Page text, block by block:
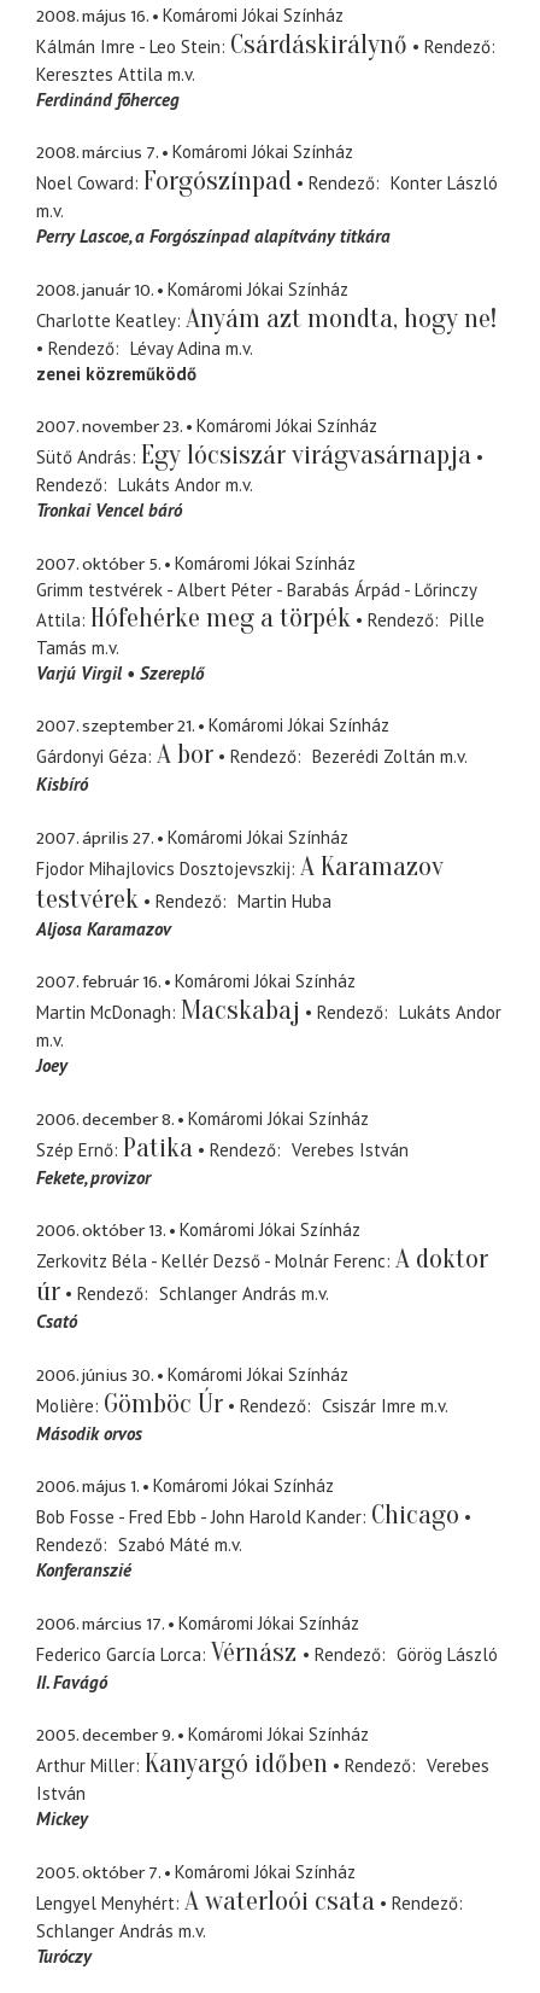
2008. május 16.
Komáromi Jókai Színház
Kálmán Imre - Leo Stein Csárdáskirálynő
Rendező
Keresztes Attila m.v.
Ferdinánd fõherceg
2008. március 7.
Komáromi Jókai Színház
Noel Coward Forgószínpad Rendező
Konter László
m.v.
Perry Lascoe a Forgószínpad alapítvány titkára
2008. január 10.
Komáromi Jókai Színház
Charlotte Keatley Anyám azt mondta, hogy ne!
Rendező Lévay Adina m.v.
zenei közreműködő
2007. november 23.
Komáromi Jókai Színház
Sütő András Egy lócsiszár virágvasárnapja
Rendező Lukáts Andor m.v.
Tronkai Vencel báró
2007. október 5.
Komáromi Jókai Színház
Grimm testvérek - Albert Péter - Barabás Árpád - Lőrinczy
Attila Hófehérke meg a törpék Rendező
Pille
Tamás m.v.
Varjú Virgil
Szereplő
2007. szeptember 21.
Komáromi Jókai Színház
Gárdonyi Géza A bor Rendező Bezerédi Zoltán m.v.
Kisbíró
2007. április 27.
Komáromi Jókai Színház
Fjodor Mihajlovics Dosztojevszkij A Karamazov
testvérek
Rendező
Martin Huba
Aljosa Karamazov
2007. február 16.
Komáromi Jókai Színház
Martin McDonagh Macskabaj Rendező
Lukáts Andor
m.v.
Joey
2006. december 8.
Komáromi Jókai Színház
Szép Ernő Patika Rendező
Verebes István
Fekete provizor
2006. október 13.
Komáromi Jókai Színház
Zerkovitz Béla - Kellér Dezső - Molnár Ferenc A doktor
úr
Rendező Schlanger András m.v.
Csató
2006. június 30.
Komáromi Jókai Színház
Molière Gömböc Úr Rendező Csiszár Imre m.v.
Második orvos
2006. május 1.
Komáromi Jókai Színház
Bob Fosse - Fred Ebb - John Harold Kander Chicago
Rendező Szabó Máté m.v.
Konferanszié
2006. március 17.
Komáromi Jókai Színház
Federico García Lorca Vérnász Rendező
Görög László
II. Favágó
2005. december 9.
Komáromi Jókai Színház
Arthur Miller Kanyargó időben Rendező
Verebes
István
Mickey
2005. október 7.
Komáromi Jókai Színház
Lengyel Menyhért A waterloói csata
Rendező
Schlanger András m.v.
Turóczy